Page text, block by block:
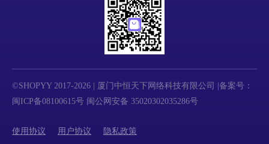
©SHOPYY 2017-2026 | 厦门中恒天下网络科技有限公司 |备案号：
闽ICP备08100615号 闽公网安备 35020302035286号
使用协议 用户协议 隐私政策